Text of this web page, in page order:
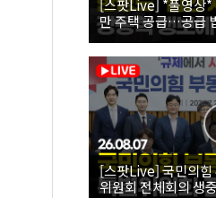
[스팟Live] *풀영상*
만 주택 공급…공급
26.08.07 더불어민
[스팟Live] 국민의힘
위원회 전체회의 생